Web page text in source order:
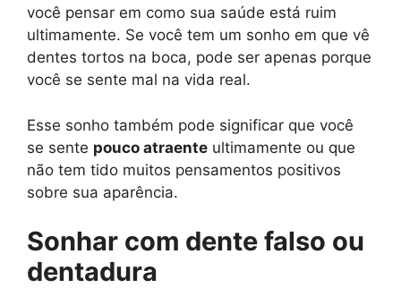
você pensar em como sua saúde está ruim
ultimamente. Se você tem um sonho em que vê
dentes tortos na boca, pode ser apenas porque
você se sente mal na vida real.
Esse sonho também pode significar que você
se sente pouco atraente ultimamente ou que
não tem tido muitos pensamentos positivos
sobre sua aparência.
Sonhar com dente falso ou
dentadura